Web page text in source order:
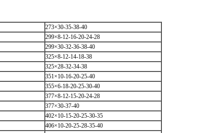
273×30-35-38-40
299×8-12-16-20-24-28
299×30-32-36-38-40
325×8-12-14-18-38
325×28-32-34-38
351×10-16-20-25-40
355×6-18-20-25-30-40
377×8-12-15-20-24-28
377×30-37-40
402×10-15-20-25-30-35
406×10-20-25-28-35-40